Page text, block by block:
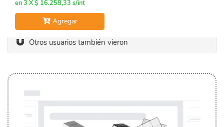
en 3 X $ 16.258,33 s/int
Agregar
Otros usuarios también vieron